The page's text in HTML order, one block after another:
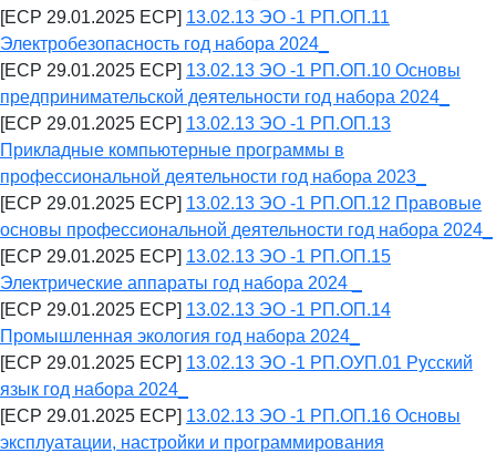
[ECP 29.01.2025 ECP] 13.02.13 ЭО -1 РП.ОП.11
Электробезопасность год набора 2024_
[ECP 29.01.2025 ECP] 13.02.13 ЭО -1 РП.ОП.10 Основы
предпринимательской деятельности год набора 2024_
[ECP 29.01.2025 ECP] 13.02.13 ЭО -1 РП.ОП.13
Прикладные компьютерные программы в
профессиональной деятельности год набора 2023_
[ECP 29.01.2025 ECP] 13.02.13 ЭО -1 РП.ОП.12 Правовые
основы профессиональной деятельности год набора 2024_
[ECP 29.01.2025 ECP] 13.02.13 ЭО -1 РП.ОП.15
Электрические аппараты год набора 2024 _
[ECP 29.01.2025 ECP] 13.02.13 ЭО -1 РП.ОП.14
Промышленная экология год набора 2024_
[ECP 29.01.2025 ECP] 13.02.13 ЭО -1 РП.ОУП.01 Русский
язык год набора 2024_
[ECP 29.01.2025 ECP] 13.02.13 ЭО -1 РП.ОП.16 Основы
эксплуатации, настройки и программирования